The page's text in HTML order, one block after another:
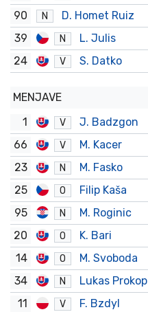
90 N D. Homet Ruiz
39 N L. Julis
24 V S. Datko
MENJAVE
1
V
J. Badzgon
66
V M. Kacer
23 N M. Fasko
25 O
Filip Kaša
95
N M. Roginic
20 O K. Bari
14 O
M. Svoboda
34
N
Lukas Prokop
11
V F. Bzdyl